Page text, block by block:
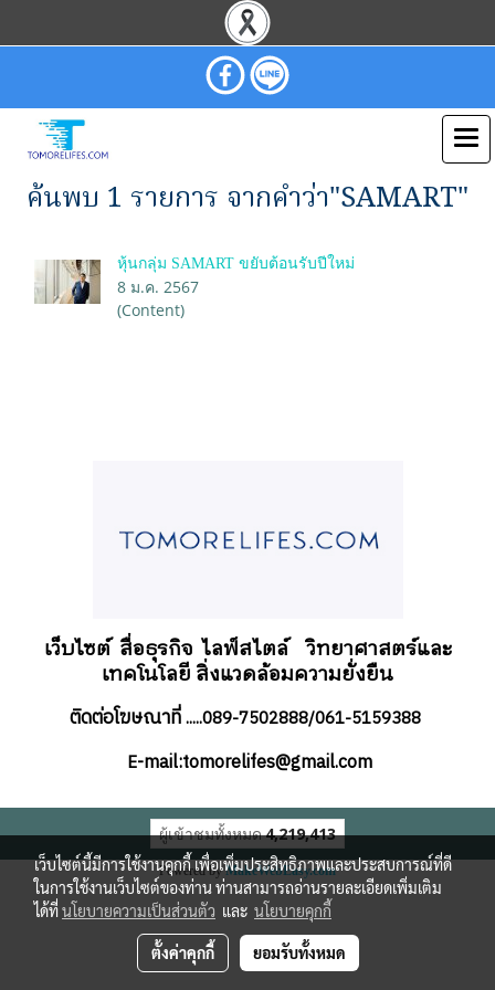
ค้นพบ 1 รายการ จากคำว่า"SAMART"
หุ้นกลุ่ม SAMART ขยับต้อนรับปีใหม่
8 ม.ค. 2567
(Content)
เว็บไซต์ สื่อธุรกิจไลฟ์สไตล์ วิทยาศาสตร์และ
เทคโนโลยี สิ่งแวดล้อมความยั่งยืน
ติดต่อโฆษณาที่.....089-7502888/061-5159388
E-mail:tomorelifes@gmail.com
ผู้เข้าชมทั้งหมด4,219,413
Powered byMakeWebEasy.com
เว็บไซต์นี้มีการใช้งานคุกกี้ เพื่อเพิ่มประสิทธิภาพและประสบการณ์ที่ดี
ในการใช้งานเว็บไซต์ของท่าน ท่านสามารถอ่านรายละเอียดเพิ่มเติม
ได้ที่นโยบายความเป็นส่วนตัว และ นโยบายคุกกี้
ตั้งค่าคุกกี้ ยอมรับทั้งหมด